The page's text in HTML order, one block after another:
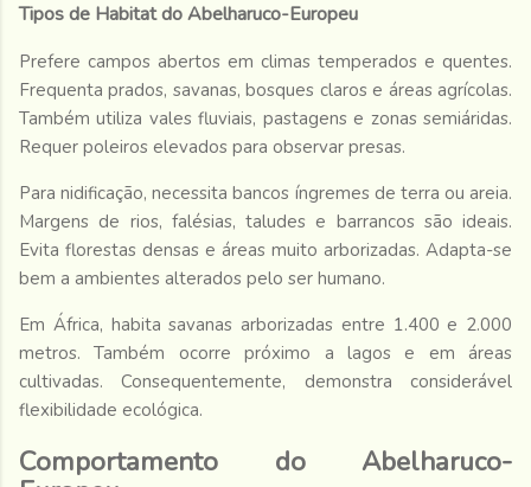
Tipos de Habitat do Abelharuco-Europeu
Prefere campos abertos em climas temperados e quentes.
Frequenta prados, savanas, bosques claros e áreas agrícolas.
Também utiliza vales fluviais, pastagens e zonas semiáridas.
Requer poleiros elevados para observar presas.
Para nidificação, necessita bancos íngremes de terra ou areia.
Margens de rios, falésias, taludes e barrancos são ideais.
Evita florestas densas e áreas muito arborizadas. Adapta-se
bem a ambientes alterados pelo ser humano.
Em África, habita savanas arborizadas entre 1.400 e 2.000
metros. Também ocorre próximo a lagos e em áreas
cultivadas. Consequentemente, demonstra considerável
flexibilidade ecológica.
Comportamento do Abelharuco-